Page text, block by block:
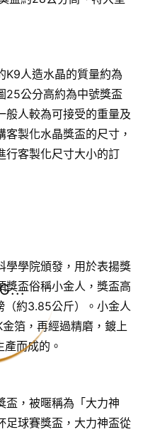
K9人造水晶的質量約為
公分高約為中號獎盃
般人較為可接受的重量及
製化水晶獎盃的尺寸，
行客製化尺寸大小的訂
學學院頒發，用於表揚獎
獎盃俗稱小金人，獎盃高
約3.85公斤）。小金人
箔，再經過精磨，鍍上
而成的。
盃，被暱稱為「大力神
足球賽獎盃，大力神盃從